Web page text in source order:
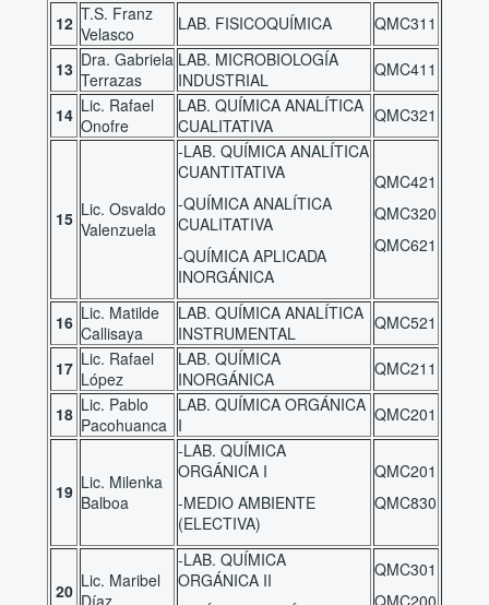
12 T.S. Franz
Velasco
LAB. FISICOQUÍMICA QMC311
13 Dra. Gabriela
Terrazas
LAB. MICROBIOLOGÍA
INDUSTRIAL
QMC411
14 Lic. Rafael
Onofre
LAB. QUÍMICA ANALÍTICA
CUALITATIVA
QMC321
15 Lic. Osvaldo
Valenzuela
-LAB. QUÍMICA ANALÍTICA
CUANTITATIVA
-QUÍMICA ANALÍTICA
CUALITATIVA
-QUÍMICA APLICADA
INORGÁNICA
QMC421
QMC320
QMC621
16 Lic. Matilde
Callisaya
LAB. QUÍMICA ANALÍTICA
INSTRUMENTAL
QMC521
17 Lic. Rafael
López
LAB. QUÍMICA
INORGÁNICA
QMC211
18 Lic. Pablo
Pacohuanca
LAB. QUÍMICA ORGÁNICA
I
QMC201
19 Lic. Milenka
Balboa
-LAB. QUÍMICA
ORGÁNICA I
-MEDIO AMBIENTE
(ELECTIVA)
QMC201
QMC830
20 Lic. Maribel
Díaz
-LAB. QUÍMICA
ORGÁNICA II
QMC301
QMC200